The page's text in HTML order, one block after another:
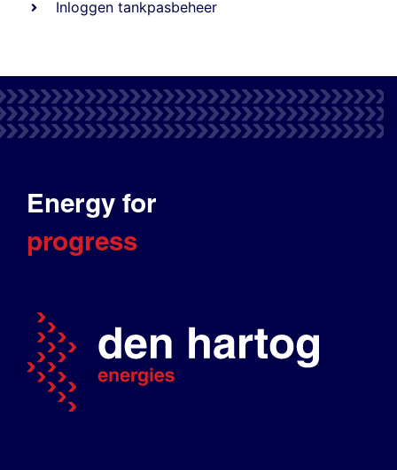
Inloggen tankpasbeheer
Energy for
progress